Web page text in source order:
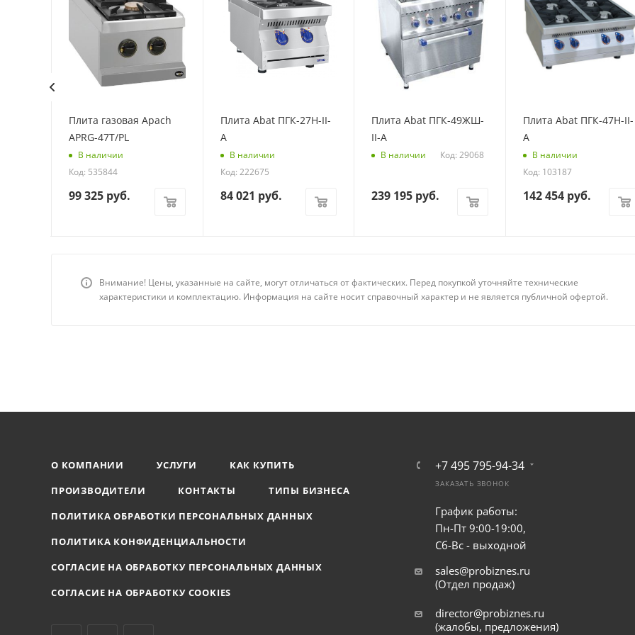
Плита газовая Apach
APRG-47T/PL
В наличии
Код: 535844
99 325руб.
Плита Abat ПГК-27Н-II-
А
В наличии
Код: 222675
84 021 руб.
Плита Abat ПГК-49ЖШ-
II-А
В наличии Код: 29068
239 195 руб.
Плита Abat ПГК-47Н-II-
А
В наличии
Код: 103187
142 454 руб.
Внимание! Цены, указанные на сайте, могут отличаться от фактических. Перед покупкой уточняйте технические
характеристики и комплектацию. Информация на сайте носит справочный характер и не является публичной офертой.
О КОМПАНИИ УСЛУГИ
КАК КУПИТЬ
ПРОИЗВОДИТЕЛИ
КОНТАКТЫ
ТИПЫ БИЗНЕСА
ПОЛИТИКА ОБРАБОТКИ ПЕРСОНАЛЬНЫХ ДАННЫХ
ПОЛИТИКА КОНФИДЕНЦИАЛЬНОСТИ
СОГЛАСИЕ НА ОБРАБОТКУ ПЕРСОНАЛЬНЫХ ДАННЫХ
СОГЛАСИЕ НА ОБРАБОТКУ COOKIES
+7 495 795-94-34
ЗАКАЗАТЬ ЗВОНОК
График работы:
Пн-Пт 9:00-19:00,
Сб-Вс - выходной
sales@probiznes.ru
(Отдел продаж)
director@probiznes.ru
(жалобы, предложения)